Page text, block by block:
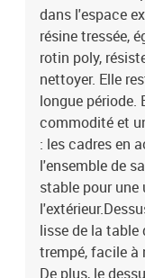
dans l'espace
résine tressée,
rotin poly,
nettoyer. Elle
longue période.
commodité et
: les cadres en
l'ensemble de
stable pour
lisse de la table
trempé, facile à
De plus, le